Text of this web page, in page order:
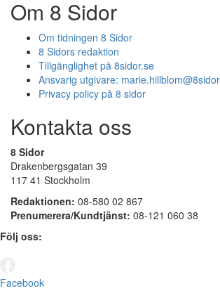
Om 8 Sidor
Om tidningen 8 Sidor
8 Sidors redaktion
Tillgänglighet på 8sidor.se
Ansvarig utgivare:
Privacy policy på 8 sidor
Kontakta oss
8 Sidor
Drakenbergsgatan 39
117 41 Stockholm
Redaktionen: 08-580 02 867
Prenumerera/Kundtjänst: 08-121 060 38
Följ oss:
Facebook